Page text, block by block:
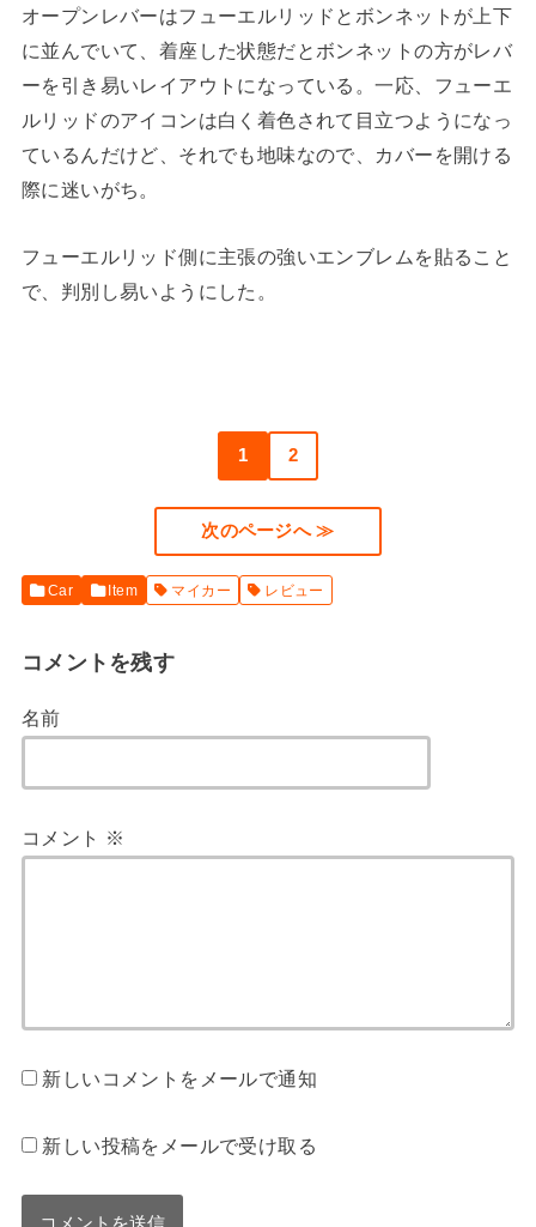
オープンレバーはフューエルリッドとボンネットが上下
に並んでいて、着座した状態だとボンネットの方がレバ
ーを引き易いレイアウトになっている。一応、フューエ
ルリッドのアイコンは白く着色されて目立つようになっ
ているんだけど、それでも地味なので、カバーを開ける
際に迷いがち。
フューエルリッド側に主張の強いエンブレムを貼ること
で、判別し易いようにした。
1 2
次のページへ ≫
Car Item マイカー レビュー
コメントを残す
名前
コメント ※
新しいコメントをメールで通知
新しい投稿をメールで受け取る